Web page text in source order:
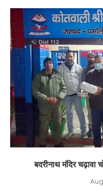
बदरीनाथ मंदिर चढ़ावा